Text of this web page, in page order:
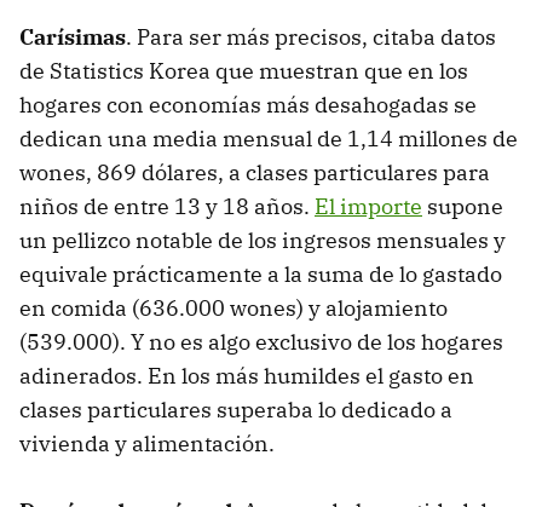
Carísimas. Para ser más precisos, citaba datos
de Statistics Korea que muestran que en los
hogares con economías más desahogadas se
dedican una media mensual de 1,14 millones de
wones, 869 dólares, a clases particulares para
niños de entre 13 y 18 años. El importe supone
un pellizco notable de los ingresos mensuales y
equivale prácticamente a la suma de lo gastado
en comida (636.000 wones) y alojamiento
(539.000). Y no es algo exclusivo de los hogares
adinerados. En los más humildes el gasto en
clases particulares superaba lo dedicado a
vivienda y alimentación.